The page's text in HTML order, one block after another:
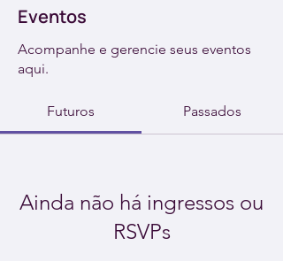
Eventos
Acompanhe e gerencie seus eventos
aqui.
Futuros Passados
Ainda não há ingressos ou
RSVPs